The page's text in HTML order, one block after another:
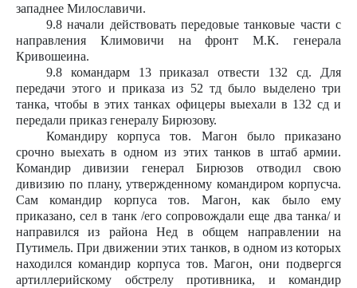
западнее Милославичи.
9.8 начали действовать передовые танковые части с
направления Климовичи на фронт М.К. генерала
Кривошеина.
9.8 командарм 13 приказал отвести 132 сд. Для
передачи этого и приказа из 52 тд было выделено три
танка, чтобы в этих танках офицеры выехали в 132 сд и
передали приказ генералу Бирюзову.
Командиру корпуса тов. Магон было приказано
срочно выехать в одном из этих танков в штаб армии.
Командир дивизии генерал Бирюзов отводил свою
дивизию по плану, утвержденному командиром корпусча.
Сам командир корпуса тов. Магон, как было ему
приказано, сел в танк /его сопровождали еще два танка/ и
направился из района Нед в общем направлении на
Путимель. При движении этих танков, в одном из которых
находился командир корпуса тов. Магон, они подвергся
артиллерийскому обстрелу противника, и командир